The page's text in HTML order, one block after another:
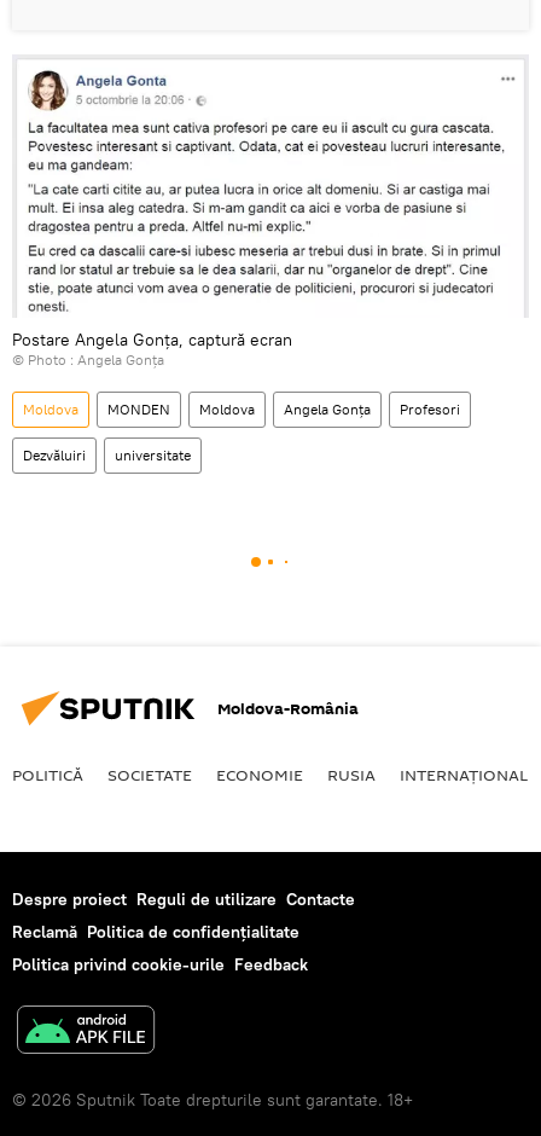
Postare Angela Gonța, captură ecran
© Photo : Angela Gonța
Moldova MONDEN Moldova Angela Gonța Profesori
Dezvăluiri universitate
Moldova-România
POLITICĂ SOCIETATE ECONOMIE RUSIA INTERNAŢIONAL
Despre proiect Reguli de utilizare Contacte
Reclamă Politica de confidențialitate
Politica privind cookie-urile Feedback
© 2026 Sputnik Toate drepturile sunt garantate. 18+